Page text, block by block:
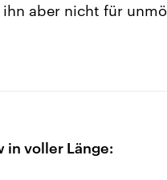
aber nicht für
in voller Länge: